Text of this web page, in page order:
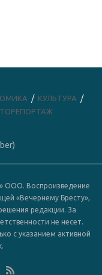
КУЛЬТУРА
ООО. Воспроизведение
«Вечернему Бресту»,
редакции. За
не несет.
с указанием активной